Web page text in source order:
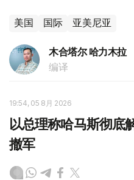
美国 国际 亚美尼亚
木合塔尔 哈力木拉
编译
19:54, 05 8月 2026
以总理称哈马斯彻底
撤军